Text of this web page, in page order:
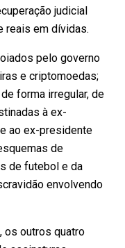
judicial
reais em dívidas.
pelo governo
e criptomoedas;
forma irregular, de
à ex-
ao ex-presidente
de
de futebol e da
envolvendo
os outros quatro